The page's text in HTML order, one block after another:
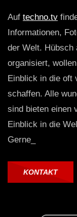
Auf techno.tv
Informationen,
der Welt. Hübsch
organisiert,
Einblick in die oft
schaffen. Alle
sind bieten einen
Einblick in die
Gerne_
KONTAKT